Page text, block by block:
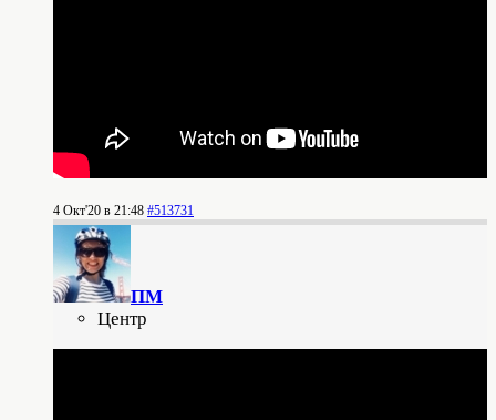
4 Окт'20 в 21:48 #513731
ПМ
Центр